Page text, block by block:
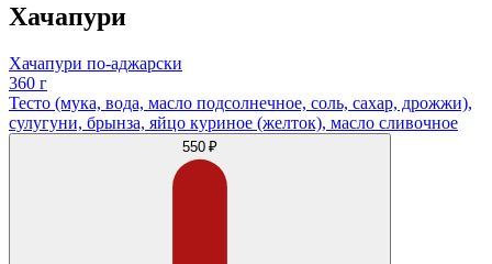
Хачапури
Хачапури по-аджарски
360 г
Тесто (мука, вода, масло подсолнечное, соль, сахар, дрожжи),
сулугуни, брынза, яйцо куриное (желток), масло сливочное
550 ₽